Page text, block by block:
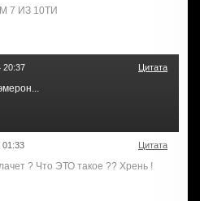
7 ИЗ 10ТИ
20:37 Цитата
01:33 Цитата
? Что ЭТО такое ?? Хрень !